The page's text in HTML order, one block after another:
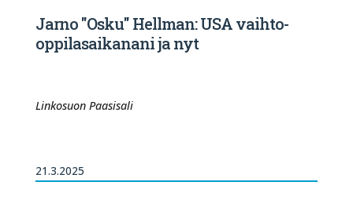
Jarno "Osku" Hellman: USA vaihto-
oppilasaikanani ja nyt
Linkosuon Paasisali
21.3.2025